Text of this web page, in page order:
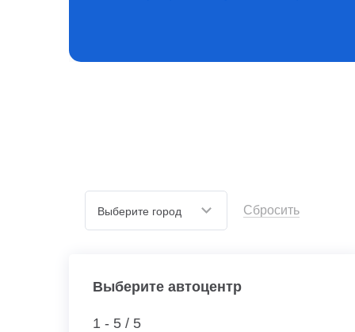
Выберите город Сбросить
Выберите автоцентр
1 - 5 / 5